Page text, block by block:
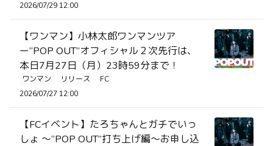
2026/07/29 12:00
【ワンマン】小林太郎ワンマンツア
ー“POP OUT”オフィシャル２次先行は、
本日7月27日（月）23時59分まで！
ワンマン リリース
FC
2026/07/27 12:00
【FCイベント】たろちゃんとガチでいっ
しょ ～“POP OUT”打ち上げ編～お申し込